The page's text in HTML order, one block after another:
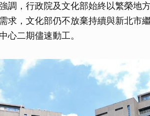
調，行政院及文化部始終以繁榮地
求，文化部仍不放棄持續與新北市
心二期儘速動工。